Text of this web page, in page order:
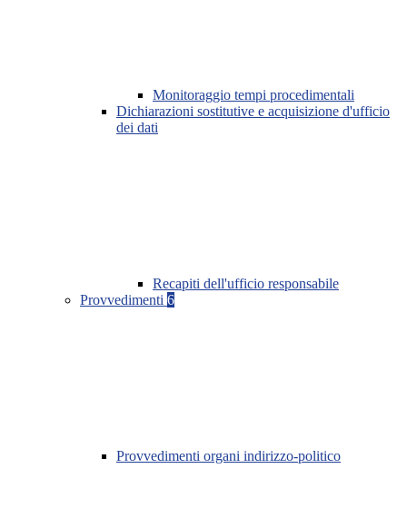
Monitoraggio tempi procedimentali
Dichiarazioni sostitutive e acquisizione d'ufficio
dei dati
Recapiti dell'ufficio responsabile
Provvedimenti 6
Provvedimenti organi indirizzo-politico